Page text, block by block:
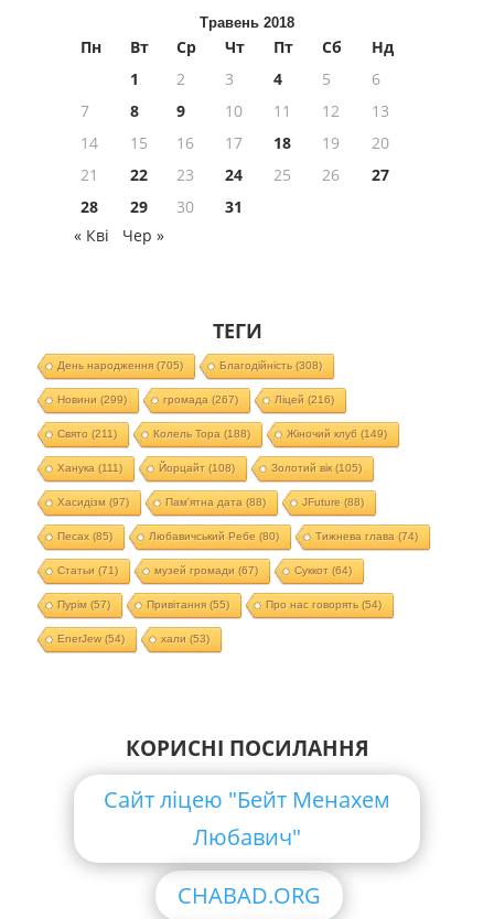
Травень 2018
Пн Вт Ср Чт Пт Сб
Нд
1
2 3 4 5
6
7
8 9 10 11 12
13
14
15 16 17 18 19
20
21
22 23 24 25 26
27
28
29 30
31
« Кві
Чер »
ТЕГИ
День народження(705) Благодійність (308)
Новини (299) громада (267) Ліцей (216)
Свято (211) Колель Тора (188) Жіночий клуб (149)
Ханука (111) Йорцайт (108) Золотий вік(105)
Хасидізм (97) Пам'ятна дата (88) JFuture (88)
Песах(85) Любавичський Ребе (80) Тижнева глава (74)
Статьи (71) музей громади (67) Суккот (64)
Пурім (57) Привітання(55) Про нас говорять (54)
EnerJew(54) хали (53)
КОРИСНІ ПОСИЛАННЯ
Сайт ліцею "Бейт Менахем
Любавич"
CHABAD.ORG